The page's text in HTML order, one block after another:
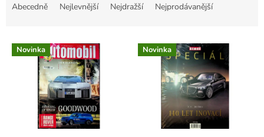
Abecedně Nejlevnější Nejdražší Nejprodávanější
V Novinka Novinka